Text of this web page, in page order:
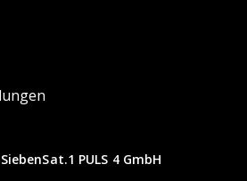
PULS 4 GmbH